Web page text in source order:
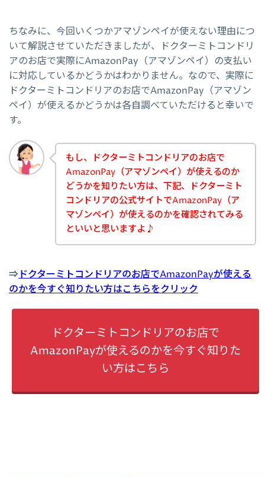
ちなみに、今回いくつかアマゾンペイが使えない理由につ
いて解説させていただきましたが、ドクターミトコンドリ
アのお店で実際にAmazonPay（アマゾンペイ）の支払い
に対応しているかどうかはわかりません。なので、実際に
ドクターミトコンドリアのお店でAmazonPay（アマゾン
ペイ）が使えるかどうかは各自調べていただけると幸いで
す。
もし、ドクターミトコンドリアのお店で
AmazonPay（アマゾンペイ）が使えるのか
どうかを知りたい方は、下記、ドクターミト
コンドリアの公式サイトでAmazonPay（ア
マゾンペイ）が使えるのかを確認されてみる
といいと思いますよ♪
⇒ドクターミトコンドリアのお店でAmazonPayが使える
のかを今すぐ知りたい方はこちらをクリック
ドクターミトコンドリアのお店で
AmazonPayが使えるのかを今すぐ知りた
い方はこちら